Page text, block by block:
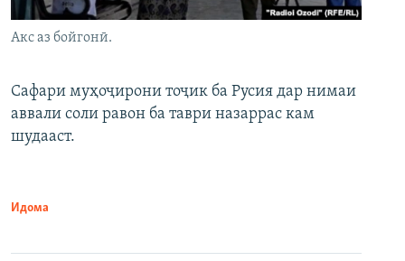
Акс аз бойгонӣ.
Сафари муҳоҷирони тоҷик ба Русия дар нимаи
аввали соли равон ба таври назаррас кам
шудааст.
Идома